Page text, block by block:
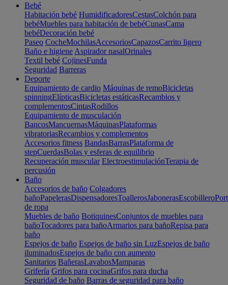
Bebé
Habitación bebé HumidificadoresCestasColchón para
bebéMuebles para habitación de bebéCunasCama
bebéDecoración bebé
Paseo CocheMochilasAccesoriosCapazosCarrito ligero
Baño e higiene Aspirador nasalOrinales
Textil bebé CojinesFunda
Seguridad Barreras
Deporte
Equipamiento de cardio Máquinas de remoBicicletas
spinningElípticasBicicletas estáticasRecambios y
complementosCintasRodillos
Equipamiento de musculación
BancosMancuernasMáquinasPlataformas
vibratoriasRecambios y complementos
Accesorios fitness BandasBarrasPlataforma de
stepCuerdasBolas y esferas de equilibrio
Recuperación muscular ElectroestimulaciónTerapia de
percusión
Baño
Accesorios de baño Colgadores
bañoPapelerasDispensadoresToallerosJabonerasEscobillero
de ropa
Muebles de baño BotiquinesConjuntos de muebles para
bañoTocadores para bañoArmarios para bañoRepisa para
baño
Espejos de baño Espejos de baño sin LuzEspejos de baño
iluminadosEspejos de baño con aumento
Sanitarios BañerasLavabosMamparas
Grifería Grifos para cocinaGrifos para ducha
Seguridad de baño Barras de seguridad para baño